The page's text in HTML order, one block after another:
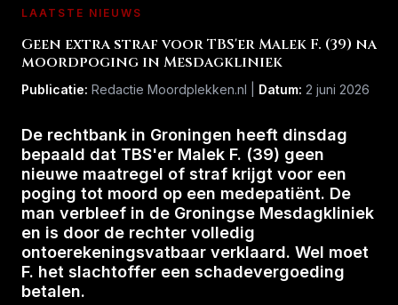
LAATSTE NIEUWS
Geen extra straf voor TBS'er Malek F. (39) na
moordpoging in Mesdagkliniek
Publicatie: Redactie Moordplekken.nl | Datum: 2 juni 2026
De rechtbank in Groningen heeft dinsdag
bepaald dat TBS'er Malek F. (39) geen
nieuwe maatregel of straf krijgt voor een
poging tot moord op een medepatiënt. De
man verbleef in de Groningse Mesdagkliniek
en is door de rechter volledig
ontoerekeningsvatbaar verklaard. Wel moet
F. het slachtoffer een schadevergoeding
betalen.